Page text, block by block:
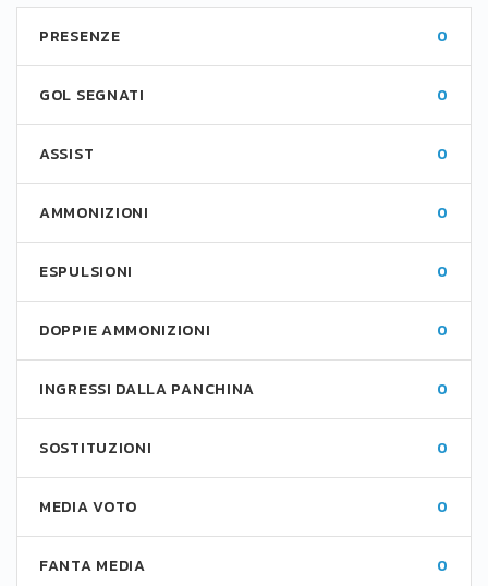
PRESENZE 0
GOL SEGNATI 0
ASSIST 0
AMMONIZIONI 0
ESPULSIONI 0
DOPPIE AMMONIZIONI 0
INGRESSI DALLA PANCHINA 0
SOSTITUZIONI 0
MEDIA VOTO 0
FANTA MEDIA 0